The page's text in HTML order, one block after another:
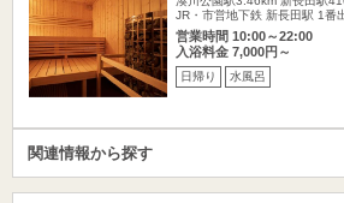
JR・市営地下鉄 新長田駅 1番
営業時間 10:00～22:00
入浴料金 7,000円～
日帰り 水風呂
関連情報から探す